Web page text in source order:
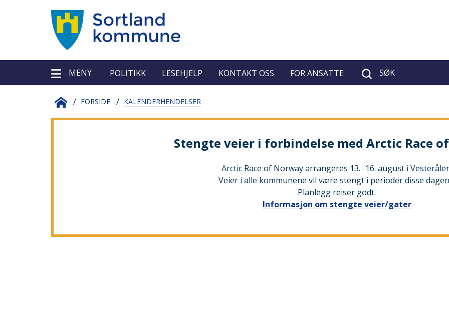
Sortland
kommune
MENY Verktøy
POLITIKK LESEHJELP KONTAKT OSS FOR ANSATTE SØK
Du SORTLAND
FORSIDE KALENDERHENDELSER
Stengte veier i forbindelse med Arctic Race
Arctic Race of Norway arrangeres 13. -16. august i
Veier i alle kommunene vil være stengt i perioder disse
Planlegg reiser godt.
Informasjon om stengte veier/gater